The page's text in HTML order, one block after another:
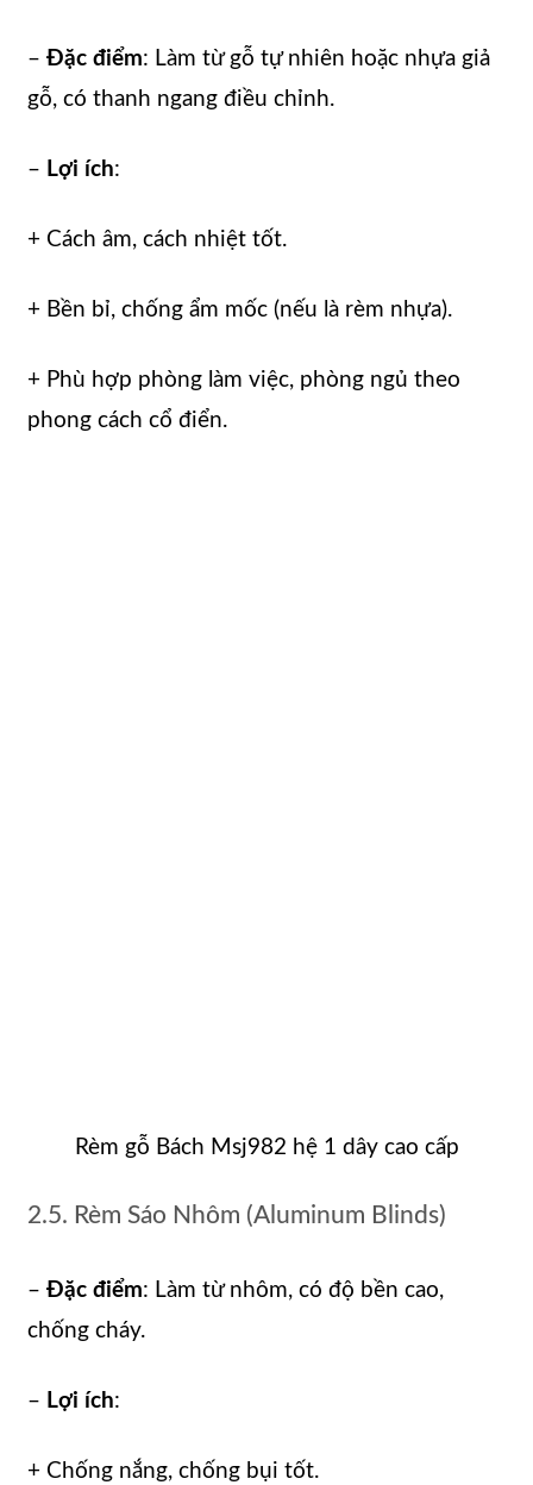
– Đặc điểm: Làm từ gỗ tự nhiên hoặc nhựa giả
gỗ, có thanh ngang điều chỉnh.
– Lợi ích:
+ Cách âm, cách nhiệt tốt.
+ Bền bỉ, chống ẩm mốc (nếu là rèm nhựa).
+ Phù hợp phòng làm việc, phòng ngủ theo
phong cách cổ điển.
Rèm gỗ Bách Msj982 hệ 1 dây cao cấp
2.5. Rèm Sáo Nhôm (Aluminum Blinds)
– Đặc điểm: Làm từ nhôm, có độ bền cao,
chống cháy.
– Lợi ích:
+ Chống nắng, chống bụi tốt.